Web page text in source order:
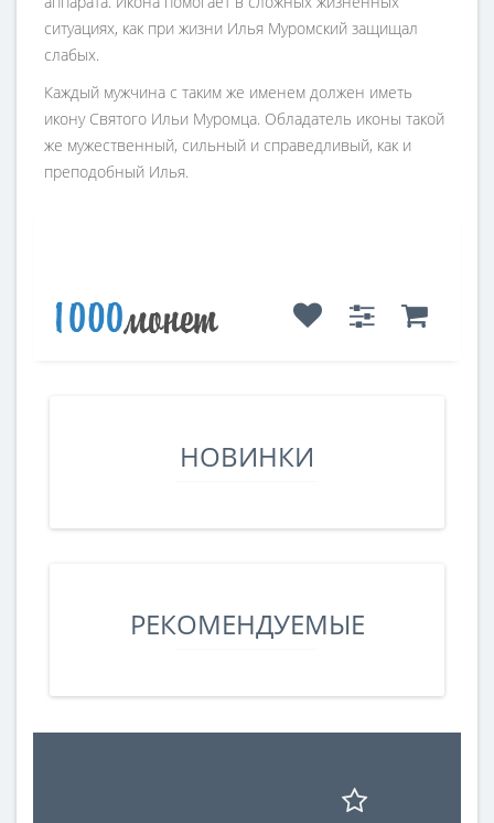
ситуациях, как при жизни Илья Муромский защищал
слабых.
Каждый мужчина с таким же именем должен иметь
икону Святого Ильи Муромца. Обладатель иконы такой
же мужественный, сильный и справедливый, как и
преподобный Илья.
НОВИНКИ
РЕКОМЕНДУЕМЫЕ